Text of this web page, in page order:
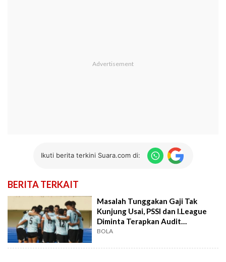
Ikuti berita terkini Suara.com di:
BERITA TERKAIT
Masalah Tunggakan Gaji Tak
Kunjung Usai, PSSI dan I.League
Diminta Terapkan Audit
Keuangan Ketat
BOLA